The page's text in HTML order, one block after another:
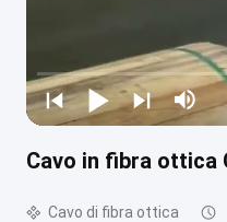
Cavo in fibra ottica
Cavo di fibra ottica